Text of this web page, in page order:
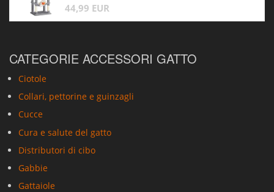
44,99 EUR
CATEGORIE ACCESSORI GATTO
Ciotole
Collari, pettorine e guinzagli
Cucce
Cura e salute del gatto
Distributori di cibo
Gabbie
Gattaiole